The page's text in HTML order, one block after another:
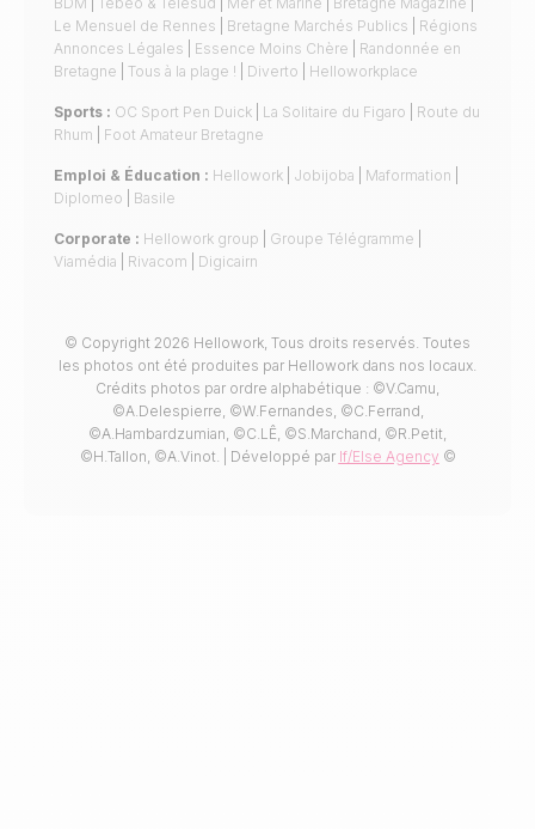
Le Mensuel de Rennes
Bretagne Marchés Publics
Régions
Annonces Légales
Essence Moins Chère
Randonnée en
Bretagne
Tous à la plage ! Diverto Helloworkplace
Sports : OC Sport Pen Duick La Solitaire du Figaro
Route du
Rhum
Foot Amateur Bretagne
Emploi & Éducation : Hellowork Jobijoba Maformation
Diplomeo
Basile
Corporate : Hellowork group Groupe Télégramme
Viamédia
Rivacom Digicairn
© Copyright 2026 Hellowork, Tous droits reservés. Toutes
les photos ont été produites par Hellowork dans nos locaux.
Crédits photos par ordre alphabétique : ©V.Camu,
©A.Delespierre, ©W.Fernandes, ©C.Ferrand,
©A.Hambardzumian, ©C.LÊ, ©S.Marchand, ©R.Petit,
©H.Tallon, ©A.Vinot. | Développé par If/Else Agency ©